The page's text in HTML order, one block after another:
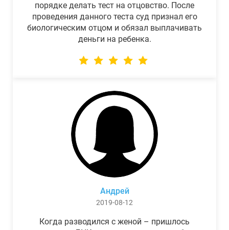
порядке делать тест на отцовство. После
проведения данного теста суд признал его
биологическим отцом и обязал выплачивать
деньги на ребенка.
Андрей
2019-08-12
Когда разводился с женой – пришлось